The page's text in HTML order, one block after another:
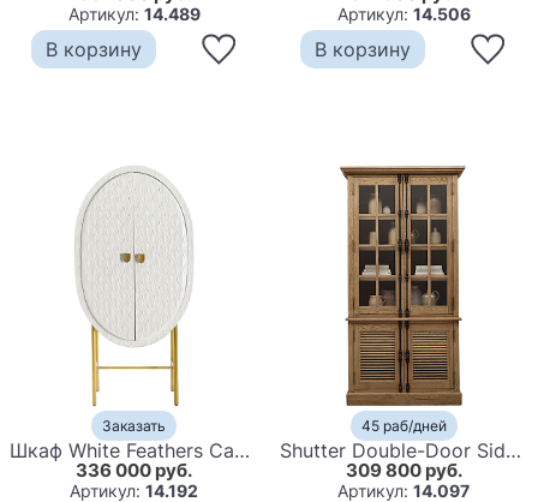
Артикул: 14.489
В корзину
Артикул: 14.506
В корзину
Заказать
Шкаф White Feathers Cabinet
336 000 руб.
Артикул:14.192
45 раб/дней
Shutter Double-Door Sideboard & Glass Hutch Буфет с реечными дверями дуб
309 800 руб.
Артикул:14.097